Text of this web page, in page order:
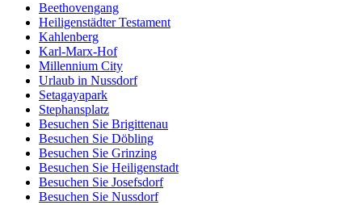
Beethovengang
Heiligenstädter Testament
Kahlenberg
Karl-Marx-Hof
Millennium City
Urlaub in Nussdorf
Setagayapark
Stephansplatz
Besuchen Sie Brigittenau
Besuchen Sie Döbling
Besuchen Sie Grinzing
Besuchen Sie Heiligenstadt
Besuchen Sie Josefsdorf
Besuchen Sie Nussdorf